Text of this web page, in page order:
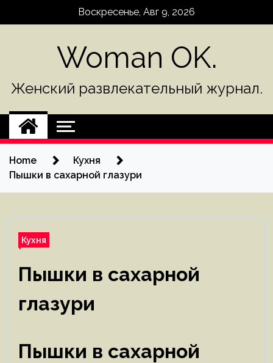
Воскресенье, Авг 9, 2026
Woman OK.
Женский развлекательный журнал.
Home
Кухня
Пышки в сахарной глазури
Кухня
Пышки в сахарной
глазури
Пышки в сахарной